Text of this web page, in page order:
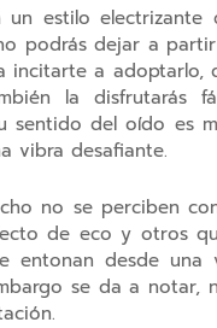
un estilo
podrás dejar a
incitarte a
la disfrutarás
del oído es
vibra desafiante.
no se perciben
de eco y otros
entonan desde
se da a